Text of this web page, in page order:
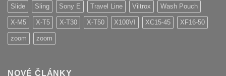
Slide Sling Sony E Travel Line Viltrox Wash Pouch
X-M5 X-T5 X-T30 X-T50 X100VI XC15-45 XF16-50
zoom zoom
NOVÉ ČLÁNKY